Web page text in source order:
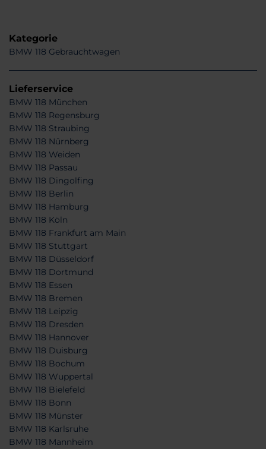
Kategorie
BMW 118 Gebrauchtwagen
Lieferservice
BMW 118 München
BMW 118 Regensburg
BMW 118 Straubing
BMW 118 Nürnberg
BMW 118 Weiden
BMW 118 Passau
BMW 118 Dingolfing
BMW 118 Berlin
BMW 118 Hamburg
BMW 118 Köln
BMW 118 Frankfurt am Main
BMW 118 Stuttgart
BMW 118 Düsseldorf
BMW 118 Dortmund
BMW 118 Essen
BMW 118 Bremen
BMW 118 Leipzig
BMW 118 Dresden
BMW 118 Hannover
BMW 118 Duisburg
BMW 118 Bochum
BMW 118 Wuppertal
BMW 118 Bielefeld
BMW 118 Bonn
BMW 118 Münster
BMW 118 Karlsruhe
BMW 118 Mannheim